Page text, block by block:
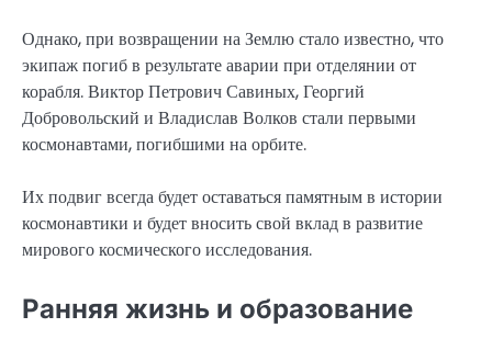
Однако, при возвращении на Землю стало известно, что
экипаж погиб в результате аварии при отделянии от
корабля. Виктор Петрович Савиных, Георгий
Добровольский и Владислав Волков стали первыми
космонавтами, погибшими на орбите.
Их подвиг всегда будет оставаться памятным в истории
космонавтики и будет вносить свой вклад в развитие
мирового космического исследования.
Ранняя жизнь и образование